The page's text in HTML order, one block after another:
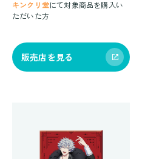
キンクリ堂にて対象商品を購入い
ただいた方
販売店を見る